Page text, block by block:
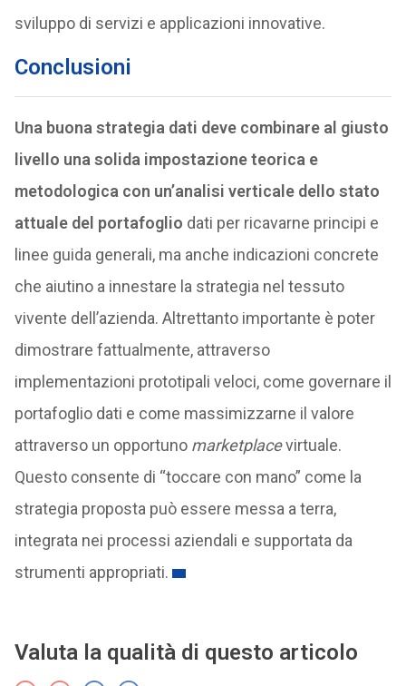
sviluppo di servizi e applicazioni innovative.
Conclusioni
Una buona strategia dati deve combinare al giusto
livello una solida impostazione teorica e
metodologica con un’analisi verticale dello stato
attuale del portafoglio dati per ricavarne principi e
linee guida generali, ma anche indicazioni concrete
che aiutino a innestare la strategia nel tessuto
vivente dell’azienda. Altrettanto importante è poter
dimostrare fattualmente, attraverso
implementazioni prototipali veloci, come governare il
portafoglio dati e come massimizzarne il valore
attraverso un opportuno marketplacevirtuale.
Questo consente di “toccare con mano” come la
strategia proposta può essere messa a terra,
integrata nei processi aziendali e supportata da
strumenti appropriati.
Valuta la qualità di questo articolo